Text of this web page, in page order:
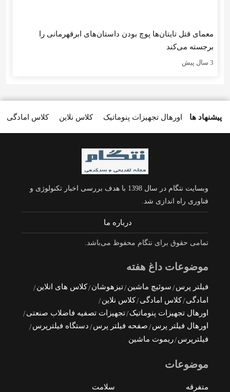
معمای قتل تایتان‌ها پوچ بودن داستان‌های ابرقهرمانی را
برجسته می‌کند
3 سال پیش
پیشنهاد ها کلاس امادگی کلاس نلاین اورهال تجهیزات پنوماتیک
وبسایت نتگام در سال 1398 با هدف بررسی اخبار تکنولوژی و
فناوری راه اندازی شد.
درباره ما
تمامی حقوق برای نتگام محفوظ می‌باشد.
موضوعات داغ هفته
فیلتر پرس سوئیچ ماشین تیزهوشان کلاس های انلاین
امادگی کلاس امادگی کلاس نلاین
اورهال تجهیزات پنوماتیک تجهیزات تصفیه فاضلاب صنعتی
اورهال فیلتر پرس
صفحه فیلتر پرس
دستگاه فیلترپرس
فیلترپرس ریموت ماشین
موضوعات
متفرقه سلامت